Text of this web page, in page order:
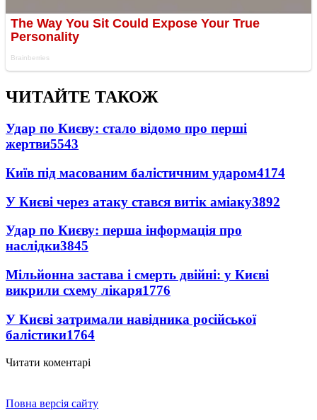
ЧИТАЙТЕ ТАКОЖ
Удар по Києву: стало відомо про перші
жертви5543
Київ під масованим балістичним ударом4174
У Києві через атаку стався витік аміаку3892
Удар по Києву: перша інформація про
наслідки3845
Мільйонна застава і смерть двійні: у Києві
викрили схему лікаря1776
У Києві затримали навідника російської
балістики1764
Читати коментарі
Повна версія сайту